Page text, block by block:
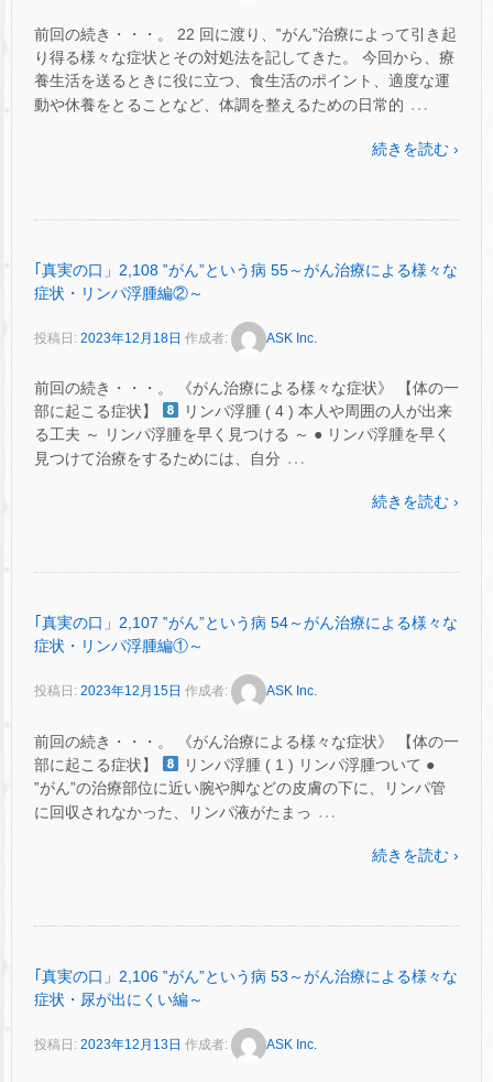
前回の続き・・・。 22 回に渡り、‟がん”治療によって引き起
り得る様々な症状とその対処法を記してきた。 今回から、療
養生活を送るときに役に立つ、食生活のポイント、適度な運
動や休養をとることなど、体調を整えるための日常的 …
続きを読む ›
｢真実の口」2,108 ‟がん”という病 55～がん治療による様々な
症状・リンパ浮腫編②～
投稿日: 2023年12月18日 作成者: ASK Inc.
前回の続き・・・。 《がん治療による様々な症状》 【体の一
部に起こる症状】
リンパ浮腫 ( 4 ) 本人や周囲の人が出来
る工夫 ～ リンパ浮腫を早く見つける ～ ● リンパ浮腫を早く
見つけて治療をするためには、自分 …
続きを読む ›
｢真実の口」2,107 ‟がん”という病 54～がん治療による様々な
症状・リンパ浮腫編①～
投稿日: 2023年12月15日 作成者: ASK Inc.
前回の続き・・・。 《がん治療による様々な症状》 【体の一
部に起こる症状】
リンパ浮腫 ( 1 ) リンパ浮腫ついて ●
‟がん”の治療部位に近い腕や脚などの皮膚の下に、リンパ管
に回収されなかった、リンパ液がたまっ …
続きを読む ›
｢真実の口」2,106 ‟がん”という病 53～がん治療による様々な
症状・尿が出にくい編～
投稿日: 2023年12月13日 作成者: ASK Inc.